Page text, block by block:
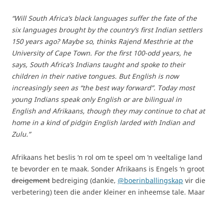
“Will South Africa’s black languages suffer the fate of the
six languages brought by the country’s first Indian settlers
150 years ago? Maybe so, thinks Rajend Mesthrie at the
University of Cape Town. For the first 100-odd years, he
says, South Africa’s Indians taught and spoke to their
children in their native tongues. But English is now
increasingly seen as “the best way forward”. Today most
young Indians speak only English or are bilingual in
English and Afrikaans, though they may continue to chat at
home in a kind of pidgin English larded with Indian and
Zulu.”
Afrikaans het beslis ‘n rol om te speel om ‘n veeltalige land
te bevorder en te maak. Sonder Afrikaans is Engels ‘n groot
dreigement bedreiging (dankie, @boerinballingskap vir die
verbetering) teen die ander kleiner en inheemse tale. Maar